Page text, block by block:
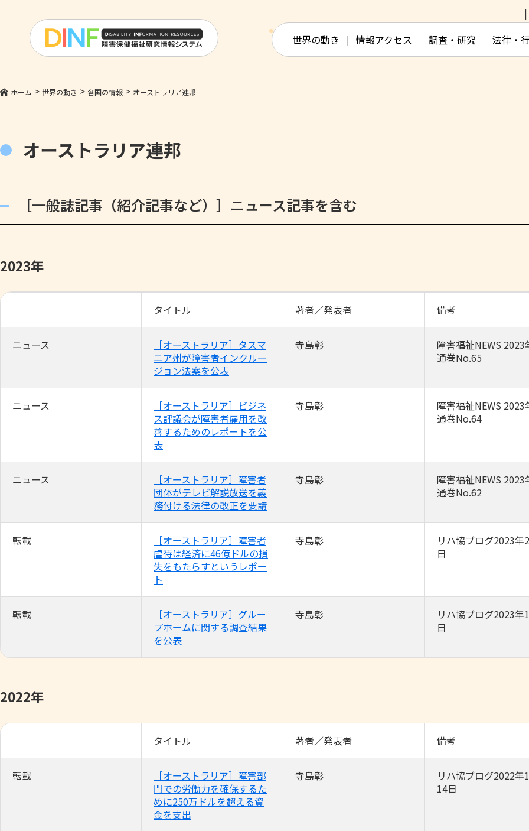
世界の動き 情報アクセス 調査・研究 法律・
ホーム > 世界の動き > 各国の情報 > オーストラリア連邦
オーストラリア連邦
［一般誌記事（紹介記事など）］ニュース記事を含む
2023年
タイトル 著者／発表者 備考
ニュース
［オーストラリア］タスマ
ニア州が障害者インクルー
ジョン法案を公表
寺島彰
障害福祉NEWS 2023
通巻No.65
ニュース
［オーストラリア］ビジネ
ス評議会が障害者雇用を改
善するためのレポートを公
表
寺島彰
障害福祉NEWS 2023
通巻No.64
ニュース
［オーストラリア］障害者
団体がテレビ解説放送を義
務付ける法律の改正を要請
寺島彰
障害福祉NEWS 2023
通巻No.62
転載
［オーストラリア］障害者
虐待は経済に46億ドルの損
失をもたらすというレポー
ト
寺島彰
リハ協ブログ2023年
日
転載
［オーストラリア］グルー
プホームに関する調査結果
を公表
寺島彰
リハ協ブログ2023年
日
2022年
タイトル 著者／発表者 備考
転載
［オーストラリア］障害部
門での労働力を確保するた
めに250万ドルを超える資
金を支出
寺島彰
リハ協ブログ2022年
14日